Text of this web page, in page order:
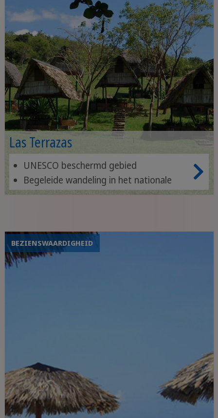
Las Terrazas
UNESCO beschermd gebied
Begeleide wandeling in het nationale
park
BEZIENSWAARDIGHEID